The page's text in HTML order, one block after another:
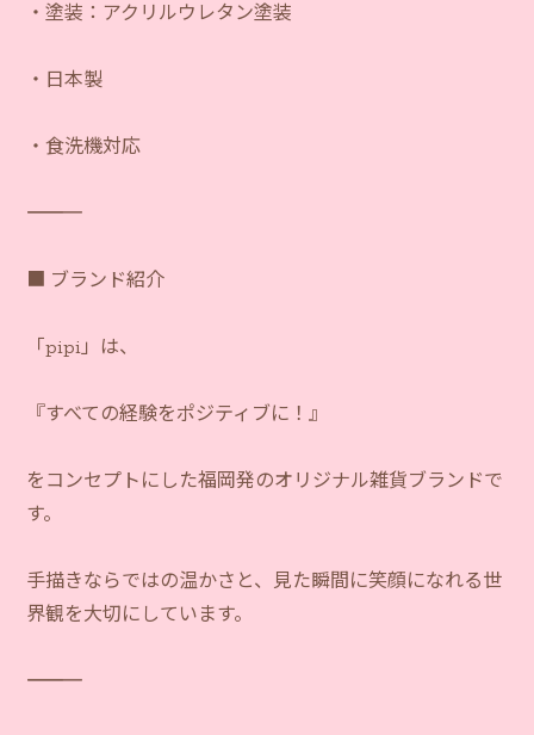
・塗装：アクリルウレタン塗装
・日本製
・食洗機対応
―――――――――――
■ ブランド紹介
「pipi」は、
『すべての経験をポジティブに！』
をコンセプトにした福岡発のオリジナル雑貨ブランドで
す。
手描きならではの温かさと、見た瞬間に笑顔になれる世
界観を大切にしています。
―――――――――――